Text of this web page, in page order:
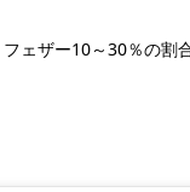
ェザー10～30％の割